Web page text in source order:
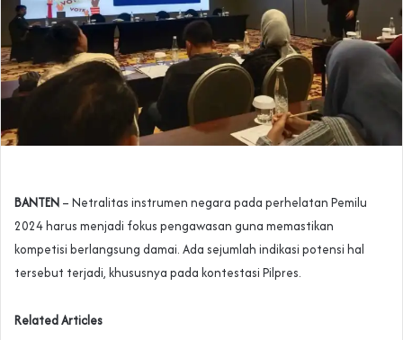
BANTEN – Netralitas instrumen negara pada perhelatan Pemilu
2024 harus menjadi fokus pengawasan guna memastikan
kompetisi berlangsung damai. Ada sejumlah indikasi potensi hal
tersebut terjadi, khususnya pada kontestasi Pilpres.
Related Articles